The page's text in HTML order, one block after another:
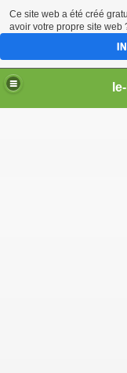
Ce site web a été créé
avoir votre propre site web